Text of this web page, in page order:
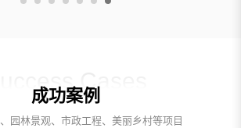
成功案例
园林景观、市政工程、美丽乡村等项目
Cases